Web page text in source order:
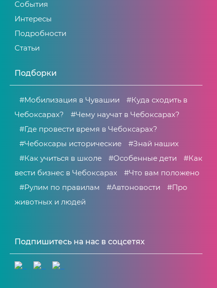
События
Интересы
Подробности
Статьи
Подборки
#Мобилизация в Чувашии
#Куда сходить в
Чебоксарах?
#Чему научат в Чебоксарах?
#Где провести время в Чебоксарах?
#Чебоксары исторические
#Знай наших
#Как учиться в школе
#Особенные дети
#Как
вести бизнес в Чебоксарах
#Что вам положено
#Рулим по правилам
#Автоновости
#Про
животных и людей
Подпишитесь на нас в соцсетях